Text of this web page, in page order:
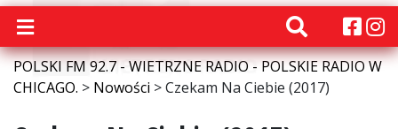
POLSKI FM 92.7 - WIETRZNE RADIO - POLSKIE RADIO W
CHICAGO. > Nowości >Czekam Na Ciebie (2017)